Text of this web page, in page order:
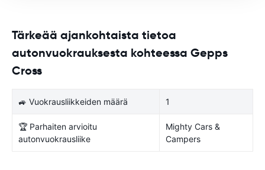
Tärkeää ajankohtaista tietoa
autonvuokrauksesta kohteessa Gepps
Cross
🚙 Vuokrausliikkeiden määrä 1
🏆 Parhaiten arvioitu
autonvuokrausliike
Mighty Cars &
Campers